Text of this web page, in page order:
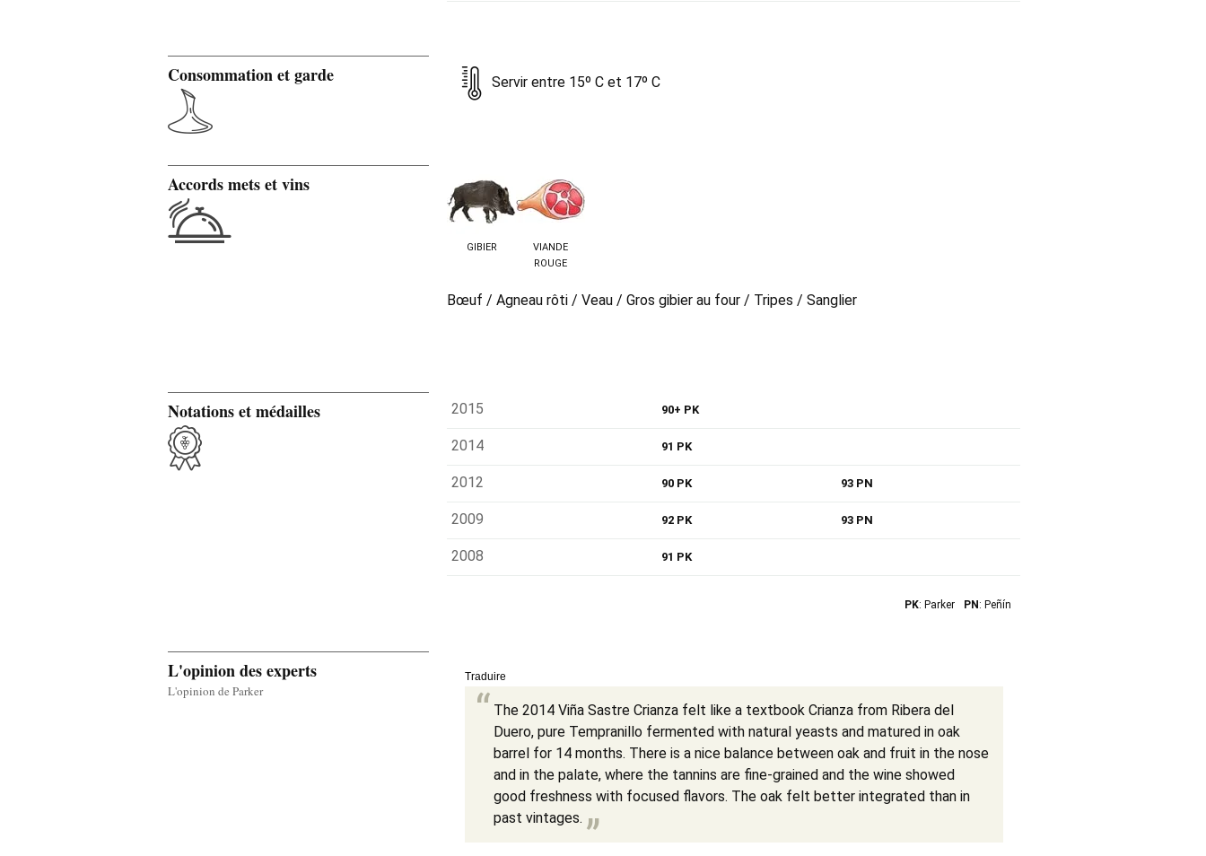
Consommation et garde Servir entre 15º C et 17º C
Accords mets et vins
GIBIER
VIANDE
ROUGE
Bœuf / Agneau rôti / Veau / Gros gibier au four / Tripes / Sanglier
Notations et médailles 2015 90+ PK
2014 91 PK
2012 90 PK 93 PN
2009 92 PK 93 PN
2008 91 PK
PK: Parker PN : Peñín
L'opinion des experts
L'opinion de Parker
Traduire
The 2014 Viña Sastre Crianza felt like a textbook Crianza from Ribera del
Duero, pure Tempranillo fermented with natural yeasts and matured in oak
barrel for 14 months. There is a nice balance between oak and fruit in the nose
and in the palate, where the tannins are fine-grained and the wine showed
good freshness with focused flavors. The oak felt better integrated than in
past vintages.